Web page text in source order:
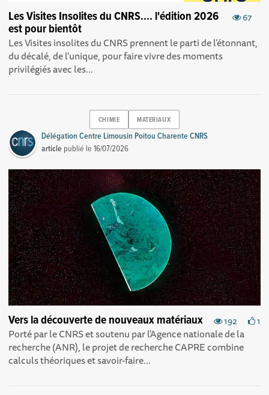
67
Les Visites Insolites du CNRS.... l'édition 2026
est pour bientôt
Les Visites insolites du CNRS prennent le parti de l’étonnant,
du décalé, de l’unique, pour faire vivre des moments
privilégiés avec les...
CHIMIE MATERIAUX
Délégation Centre Limousin Poitou Charente CNRS
article publié le16/07/2026
192 1
Vers la découverte de nouveaux matériaux
Porté par le CNRS et soutenu par l'Agence nationale de la
recherche (ANR), le projet de recherche CAPRE combine
calculs théoriques et savoir-faire...